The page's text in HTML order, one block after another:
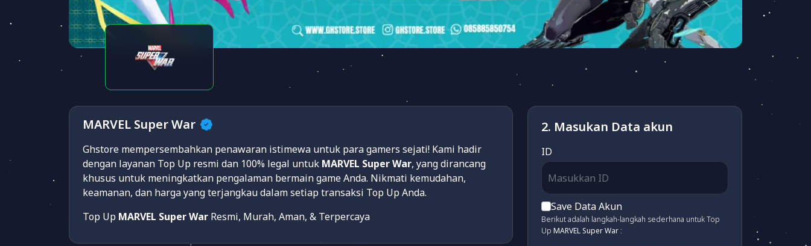
MARVEL Super War
Ghstore mempersembahkan penawaran istimewa untuk para gamers sejati! Kami hadir
dengan layanan Top Up resmi dan 100% legal untuk MARVEL Super War, yang dirancang
khusus untuk meningkatkan pengalaman bermain game Anda. Nikmati kemudahan,
keamanan, dan harga yang terjangkau dalam setiap transaksi Top Up Anda.
Top Up MARVEL Super War Resmi, Murah, Aman, & Terpercaya
2. Masukan Data akun
ID
Save Data Akun
Berikut adalah langkah-langkah sederhana untuk Top
Up MARVEL Super War :